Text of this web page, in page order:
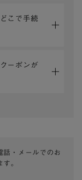
こで手続
ーポンが
話・メールでのお
。